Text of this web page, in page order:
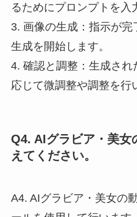
るためにプロンプトを入
3. 画像の生成：指示が
生成を開始します。
4. 確認と調整：生成され
応じて微調整や調整を行
Q4. AIグラビア・美女
えてください。
A4. AIグラビア・美女の